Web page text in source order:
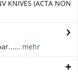
KNIVES (ACTA NON
mehr